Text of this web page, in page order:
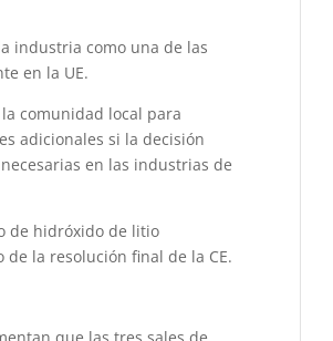
industria como una de las
en la UE.
comunidad local para
adicionales si la decisión
en las industrias de
de hidróxido de litio
la resolución final de la CE.